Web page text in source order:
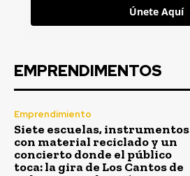
Únete Aquí
EMPRENDIMENTOS
Emprendimiento
Siete escuelas, instrumentos
con material reciclado y un
concierto donde el público
toca: la gira de Los Cantos de